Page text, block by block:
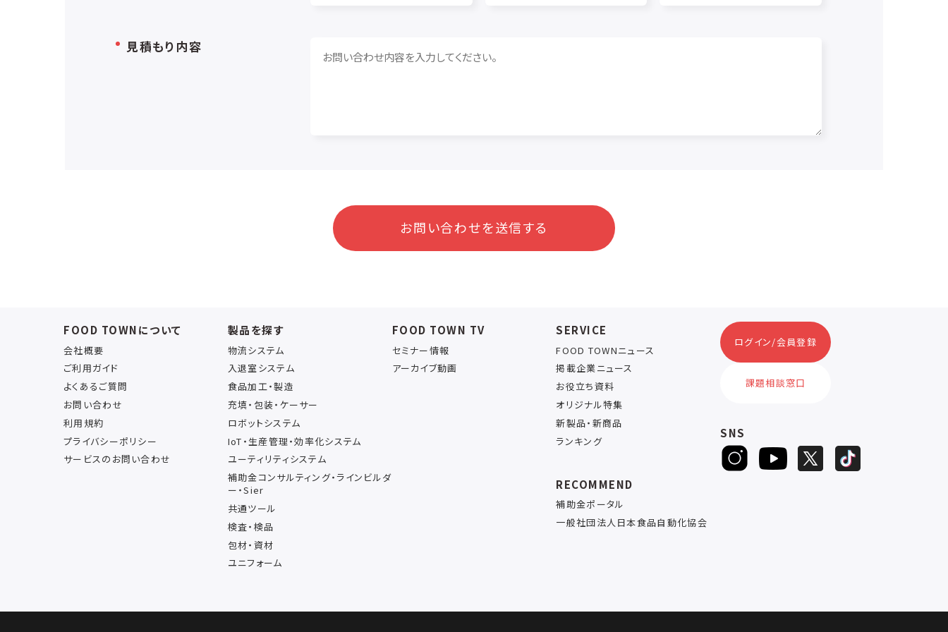
見積もり内容
お問い合わせを送信する
FOOD TOWNについて
会社概要
ご利用ガイド
よくあるご質問
お問い合わせ
利用規約
プライバシーポリシー
サービスのお問い合わせ
製品を探す
物流システム
入退室システム
食品加工・製造
充填・包装・ケーサー
ロボットシステム
IoT・生産管理・効率化システム
ユーティリティシステム
補助金コンサルティング・ラインビルダ
ー・Sier
共通ツール
検査・検品
包材・資材
ユニフォーム
FOOD TOWN TV
セミナー情報
アーカイブ動画
SERVICE
FOOD TOWNニュース
掲載企業ニュース
お役立ち資料
オリジナル特集
新製品・新商品
ランキング
RECOMMEND
補助金ポータル
一般社団法人日本食品自動化協会
ログイン/会員登録
課題相談窓口
SNS